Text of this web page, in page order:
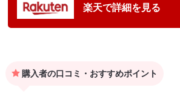
楽天で詳細を見る
購入者の口コミ・おすすめポイント